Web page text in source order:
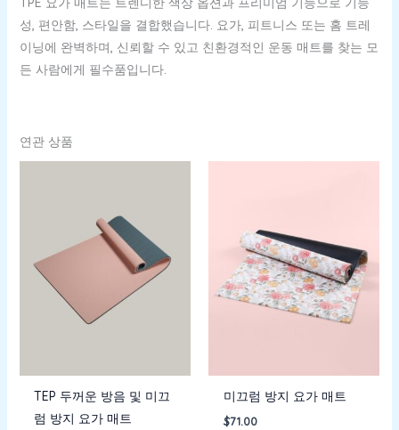
성, 편안함, 스타일을 결합했습니다. 요가, 피트니스 또는 홈 트레
이닝에 완벽하며, 신뢰할 수 있고 친환경적인 운동 매트를 찾는 모
든 사람에게 필수품입니다.
연관 상품
TEP 두꺼운 방음 및 미끄
럼 방지 요가 매트
미끄럼 방지 요가 매트
$71.00